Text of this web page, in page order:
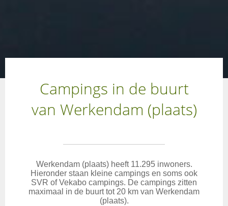
Campings in de buurt
van Werkendam (plaats)
Werkendam (plaats) heeft 11.295 inwoners.
Hieronder staan kleine campings en soms ook
SVR of Vekabo campings. De campings zitten
maximaal in de buurt tot 20 km van Werkendam
(plaats).